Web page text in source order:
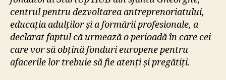
centrul pentru dezvoltarea antreprenoriatului,
educația adulților și a formării profesionale, a
declarat faptul că urmează o perioadă în care cei
care vor să obțină fonduri europene pentru
afacerile lor trebuie să fie atenți și pregătiți.